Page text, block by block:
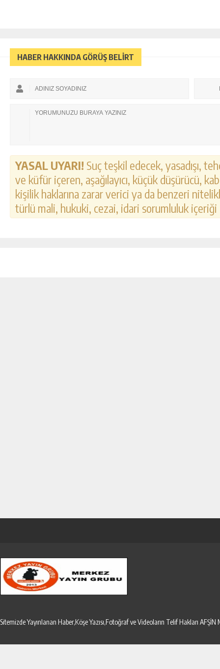
HABER HAKKINDA GÖRÜŞ BELİRT
YASAL UYARI! Suç teşkil edecek, yasadışı,
ve küfür içeren, aşağılayıcı, küçük düşürücü,
kişilik haklarına zarar verici ya da benzeri
türlü mali, hukuki, cezai, idari sorumluluk
Sitemizde Yayınlanan Haber,Köşe Yazısı,Fotoğraf ve Videoların Telif Hakları